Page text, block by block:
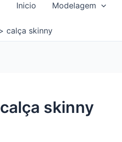
Inicio Modelagem
calça skinny
calça skinny